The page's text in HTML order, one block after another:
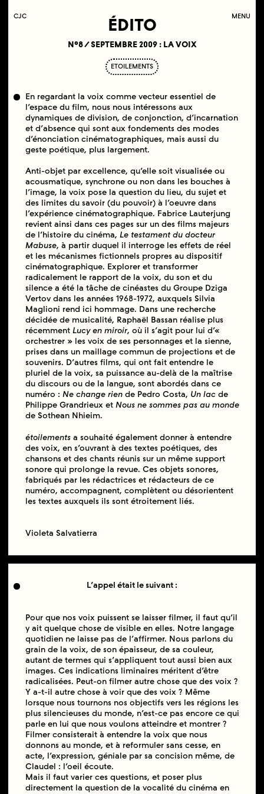
COLLECTIF
JEUNE
C MENU
ÉDITO
N°8 / SEPTEMBRE 2009 : LA VOIX
ETOILEMENTS
En regardant la voix comme vecteur essentiel de
l’espace du film, nous nous intéressons aux
dynamiques de division, de conjonction, d’incarnation
et d’absence qui sont aux fondements des modes
d’énonciation cinématographiques, mais aussi du
geste poétique, plus largement.
Anti-objet par excellence, qu’elle soit visualisée ou
acousmatique, synchrone ou non dans les bouches à
l’image, la voix pose la question du lieu, du sujet et
des limites du savoir (du pouvoir) à l’oeuvre dans
l’expérience cinématographique. Fabrice Lauterjung
revient ainsi dans ces pages sur un des films majeurs
de l’histoire du cinéma, Le testament du docteur
Mabuse, à partir duquel il interroge les effets de réel
et les mécanismes fictionnels propres au dispositif
cinématographique. Explorer et transformer
radicalement le rapport de la voix, du son et du
silence a été la tâche de cinéastes du Groupe Dziga
Vertov dans les années 1968-1972, auxquels Silvia
Maglioni rend ici hommage. Dans une recherche
décidée de musicalité, Raphaël Bassan réalise plus
récemment Lucy en miroir, où il s’agit pour lui d’«
orchestrer » les voix de ses personnages et la sienne,
prises dans un maillage commun de projections et de
souvenirs. D’autres films, qui ont fait entendre le
pluriel de la voix, sa puissance au-delà de la maîtrise
du discours ou de la langue, sont abordés dans ce
numéro : Ne change riende Pedro Costa, Un lacde
Philippe Grandrieux et Nous ne sommes pas au monde
de Sothean Nhieim.
étoilements a souhaité également donner à entendre
des voix, en s’ouvrant à des textes poétiques, des
chansons et des chants réunis sur un même support
sonore qui prolonge la revue. Ces objets sonores,
fabriqués par les rédactrices et rédacteurs de ce
numéro, accompagnent, complètent ou désorientent
les textes auxquels ils sont étroitement liés.
Violeta Salvatierra
L’appel était le suivant :
Pour que nos voix puissent se laisser filmer, il faut qu’il
y ait quelque chose de visible en elles. Notre langage
quotidien ne laisse pas de l’affirmer. Nous parlons du
grain de la voix, de son épaisseur, de sa couleur,
autant de termes qui s’appliquent tout aussi bien aux
images. Ces indications liminaires méritent d’être
radicalisées. Peut-on filmer autre chose que des voix ?
Y a-t-il autre chose à voir que des voix ? Même
lorsque nous tournons nos objectifs vers les régions les
plus silencieuses du monde, n’est-ce pas encore ce qui
parle en lui que nous voulons atteindre et montrer ?
Filmer consisterait à entendre la voix que nous
donnons au monde, et à reformuler sans cesse, en
acte, l’expression, géniale par sa concision même, de
Claudel : l’oeil écoute.
Mais il faut varier ces questions, et poser plus
directement la question de la vocalité du cinéma en